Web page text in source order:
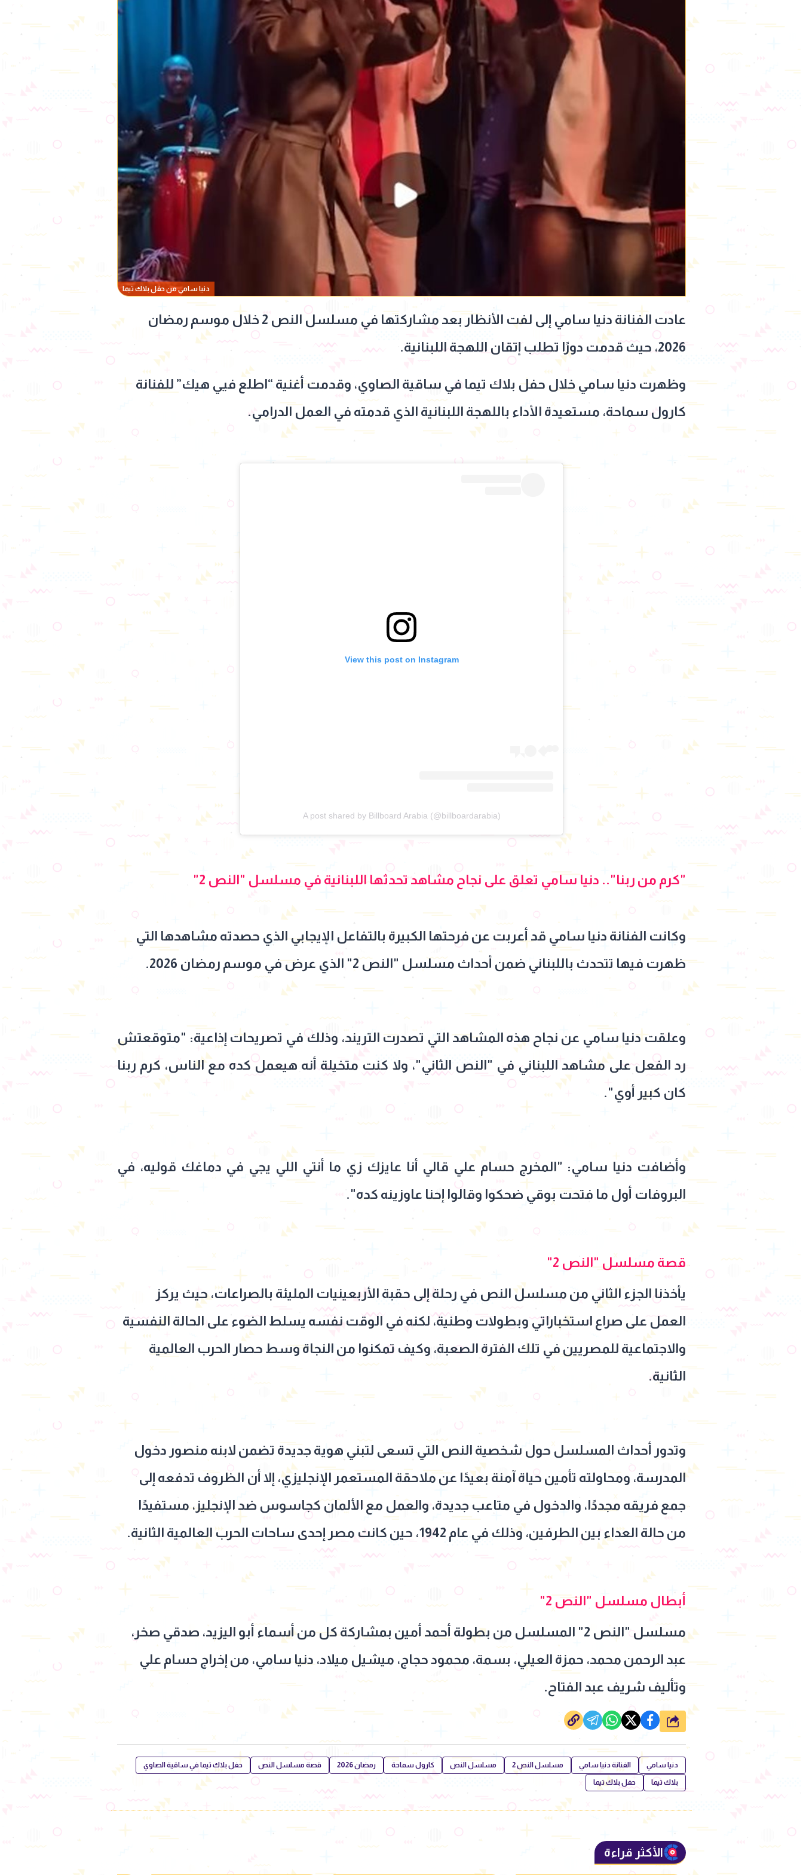
دنيا سامي من حفل بلاك تيما
عادت الفنانة دنيا سامي إلى لفت الأنظار بعد مشاركتها في مسلسل النص 2 خلال موسم رمضان
2026، حيث قدمت دورًا تطلب إتقان اللهجة اللبنانية.
وظهرت دنيا سامي خلال حفل بلاك تيما في ساقية الصاوي، وقدمت أغنية “اطلع فيي هيك” للفنانة
كارول سماحة، مستعيدة الأداء باللهجة اللبنانية الذي قدمته في العمل الدرامي.
View this post on Instagram
A post shared by Billboard Arabia (@billboardarabia)
"كرم من ربنا".. دنيا سامي تعلق على نجاح مشاهد تحدثها اللبنانية في مسلسل "النص 2"
وكانت الفنانة دنيا سامي قد أعربت عن فرحتها الكبيرة بالتفاعل الإيجابي الذي حصدته مشاهدها التي
ظهرت فيها تتحدث باللبناني ضمن أحداث مسلسل "النص 2" الذي عرض في موسم رمضان 2026.
وعلقت دنيا سامي عن نجاح هذه المشاهد التي تصدرت التريند، وذلك في تصريحات إذاعية: "متوقعتش
رد الفعل على مشاهد اللبناني في "النص الثاني"، ولا كنت متخيلة أنه هيعمل كده مع الناس، كرم ربنا
كان كبير أوي".
وأضافت دنيا سامي: "المخرج حسام علي قالي أنا عايزك زي ما أنتي اللي يجي في دماغك قوليه، في
البروفات أول ما فتحت بوقي ضحكوا وقالوا إحنا عاوزينه كده".
قصة مسلسل "النص 2"
يأخذنا الجزء الثاني من مسلسل النص في رحلة إلى حقبة الأربعينيات المليئة بالصراعات، حيث يركز
العمل على صراع استخباراتي وبطولات وطنية، لكنه في الوقت نفسه يسلط الضوء على الحالة النفسية
والاجتماعية للمصريين في تلك الفترة الصعبة، وكيف تمكنوا من النجاة وسط حصار الحرب العالمية
الثانية.
وتدور أحداث المسلسل حول شخصية النص التي تسعى لتبني هوية جديدة تضمن لابنه منصور دخول
المدرسة، ومحاولته تأمين حياة آمنة بعيدًا عن ملاحقة المستعمر الإنجليزي، إلا أن الظروف تدفعه إلى
جمع فريقه مجددًا، والدخول في متاعب جديدة، والعمل مع الألمان كجاسوس ضد الإنجليز، مستفيدًا
من حالة العداء بين الطرفين، وذلك في عام 1942، حين كانت مصر إحدى ساحات الحرب العالمية الثانية.
أبطال مسلسل "النص 2"
مسلسل "النص 2" المسلسل من بطولة أحمد أمين بمشاركة كل من أسماء أبو اليزيد، صدقي صخر،
عبد الرحمن محمد، حمزة العيلي، بسمة، محمود حجاج، ميشيل ميلاد، دنيا سامي، من إخراج حسام علي
وتأليف شريف عبد الفتاح.
شارك
دنيا سامي الفنانة دنيا سامي مسلسل النص 2 مسلسل النص كارول سماحة رمضان 2026 قصة مسلسل النص حفل بلاك تيما في ساقية الصاوي
بلاك تيما حفل بلاك تيما
الأكثر قراءة